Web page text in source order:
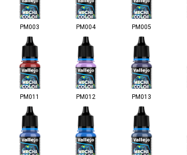
PM003 PM004 PM005
PM011 PM012 PM013